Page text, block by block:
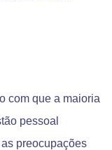
com que a maioria
pessoal
preocupações